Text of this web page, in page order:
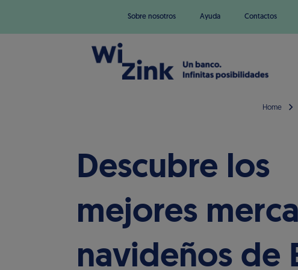
Sobre nosotros Ayuda Contactos
Home
Descubre los
mejores
navideños de